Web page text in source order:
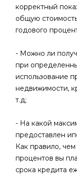
корректный
общую
годового
- Можно ли
при
использование
недвижимости,
т.д;
- На какой
предоставлен
Как правило,
процентов вы
срока кредита